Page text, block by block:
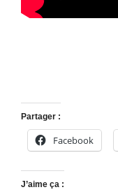
Partager :
Facebook
J’aime ça :